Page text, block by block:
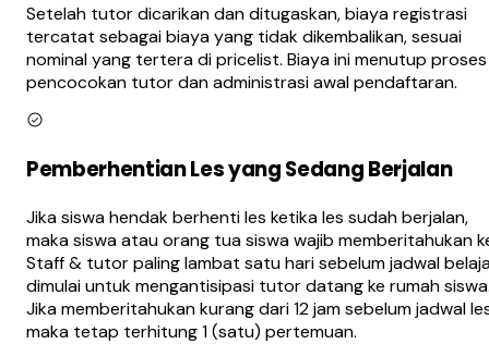
Setelah tutor dicarikan dan ditugaskan, biaya registrasi
tercatat sebagai biaya yang tidak dikembalikan, sesuai
nominal yang tertera di pricelist. Biaya ini menutup proses
pencocokan tutor dan administrasi awal pendaftaran.
Pemberhentian Les yang Sedang Berjalan
Jika siswa hendak berhenti les ketika les sudah berjalan,
maka siswa atau orang tua siswa wajib memberitahukan
Staff & tutor paling lambat satu hari sebelum jadwal
dimulai untuk mengantisipasi tutor datang ke rumah
Jika memberitahukan kurang dari 12 jam sebelum jadwal
maka tetap terhitung 1 (satu) pertemuan.